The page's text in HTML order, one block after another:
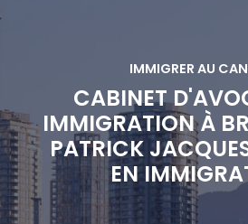
IMMIGRER AU
CABINET
IMMIGRATION À
PATRICK
EN